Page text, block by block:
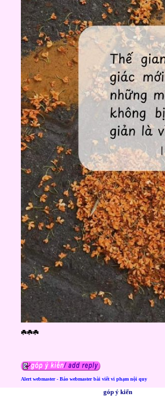
☘️☘️☘️
Alert webmaster - Báo webmaster bài viết vi phạm nội quy
góp ý kiến